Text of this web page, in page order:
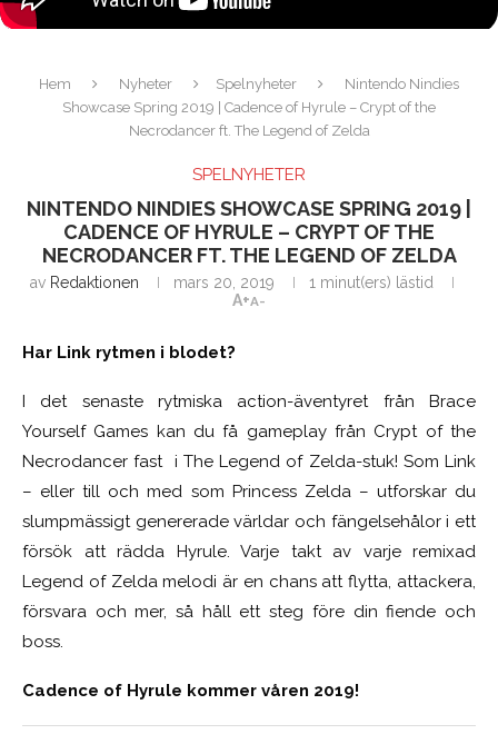
Hem Nyheter Spelnyheter
Nintendo Nindies
Showcase Spring 2019 | Cadence of Hyrule – Crypt of the
Necrodancer ft. The Legend of Zelda
SPELNYHETER
NINTENDO NINDIES SHOWCASE SPRING 2019 |
CADENCE OF HYRULE – CRYPT OF THE
NECRODANCER FT. THE LEGEND OF ZELDA
av Redaktionen mars 20, 2019
1 minut(ers) lästid
A+A-
Har Link rytmen i blodet?
I det senaste rytmiska action-äventyret från Brace
Yourself Games kan du få gameplay från Crypt of the
Necrodancer fast i The Legend of Zelda-stuk! Som Link
– eller till och med som Princess Zelda – utforskar du
slumpmässigt genererade världar och fängelsehålor i ett
försök att rädda Hyrule. Varje takt av varje remixad
Legend of Zelda melodi är en chans att flytta, attackera,
försvara och mer, så håll ett steg före din fiende och
boss.
Cadence of Hyrule kommer våren 2019!